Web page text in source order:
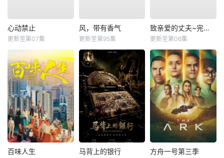
心动禁止
更新至第07集
风，带有香气
更新至第95集
致亲爱的丈夫~完美妻子的谎言~
更新至第06集
百味人生 马背上的银行 方舟一号第三季